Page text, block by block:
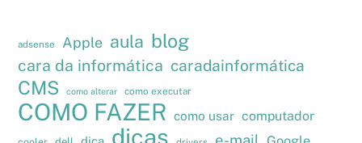
adsense Apple aula blog
cara da informática caradainformática
CMS como alterar como executar
COMO FAZER como usar computador
dicas